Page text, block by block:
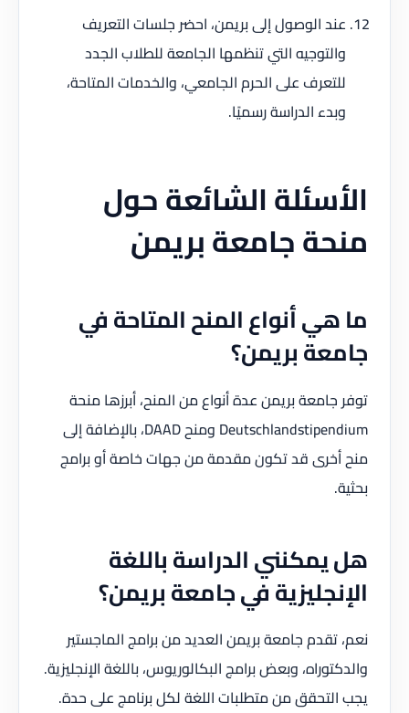
عند الوصول إلى بريمن، احضر جلسات التعريف
والتوجيه التي تنظمها الجامعة للطلاب الجدد
للتعرف على الحرم الجامعي، والخدمات المتاحة،
وبدء الدراسة رسميًا.
الأسئلة الشائعة حول
منحة جامعة بريمن
ما هي أنواع المنح المتاحة في
جامعة بريمن؟
توفر جامعة بريمن عدة أنواع من المنح، أبرزها منحة
Deutschlandstipendium ومنح DAAD، بالإضافة إلى
منح أخرى قد تكون مقدمة من جهات خاصة أو برامج
بحثية.
هل يمكنني الدراسة باللغة
الإنجليزية في جامعة بريمن؟
نعم، تقدم جامعة بريمن العديد من برامج الماجستير
والدكتوراه، وبعض برامج البكالوريوس، باللغة الإنجليزية.
يجب التحقق من متطلبات اللغة لكل برنامج على حدة.